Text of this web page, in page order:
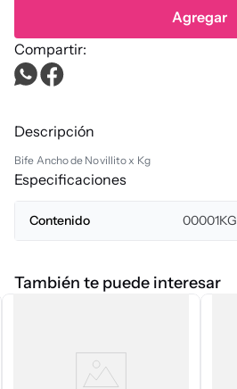
Agregar
Descripción
Bife Ancho de Novillito x Kg
Especificaciones
Contenido 00001KG
También te puede interesar